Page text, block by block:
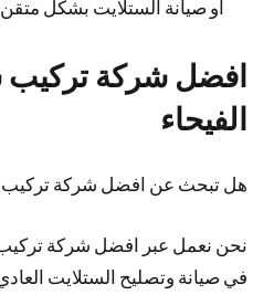
أو صيانة الستلايت بشكل
افضل شركة تركيب
الفيحاء
هل تبحث عن افضل شركة تركيب
نحن نعمل عبر افضل شركة
في صيانة وتصليح الستلايت